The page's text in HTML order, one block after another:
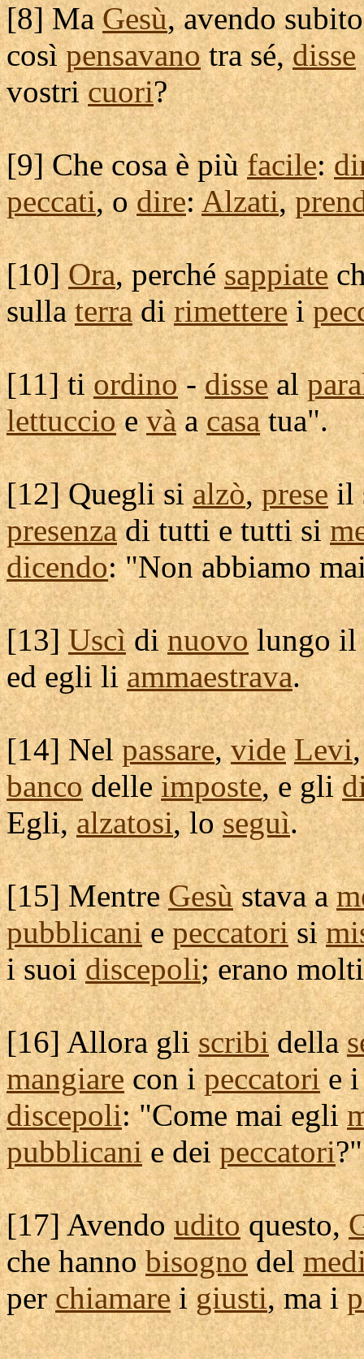
[8] MaGesù, avendo
cosìpensavanotra sé,disse
vostricuori?
[9] Che cosa è piùfacile:
peccati, odire:Alzati,
[10]Ora, perchésappiate
sullaterradirimetterei
[11] tiordino-disseal
lettuccioevàacasatua".
[12] Quegli sialzò,preseil
presenzadi tutti e tutti si
dicendo: "Non abbiamo
[13]Uscìdinuovolungo il
ed egli liammaestrava.
[14] Nelpassare,vide Levi
bancodelleimposte, e gli
Egli,alzatosi, loseguì.
[15] MentreGesùstava a
pubblicaniepeccatorisi
i suoidiscepoli; erano
[16] Allora gliscribidella
mangiarecon ipeccatorie
discepoli: "Come mai egli
pubblicanie deipeccatori
[17] Avendouditoquesto,
che hannobisognodel
perchiamareigiusti, ma i